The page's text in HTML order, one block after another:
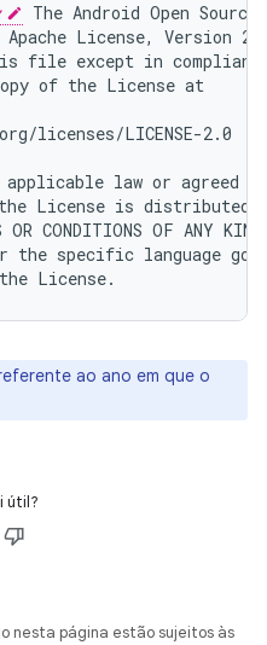
The Android Open
Apache License, Version
file except in
of the License at
licenses/LICENSE-2.0
applicable law or agreed
License is distributed
OR CONDITIONS OF
the specific language
ao ano em que o
útil?
nesta página estão sujeitos às